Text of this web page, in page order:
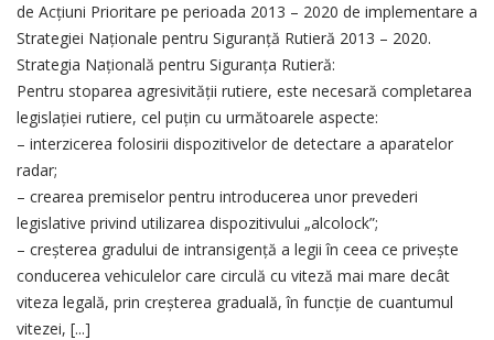
de Acţiuni Prioritare pe perioada 2013 – 2020 de implementare a
Strategiei Naţionale pentru Siguranţă Rutieră 2013 – 2020.
Strategia Naţională pentru Siguranţa Rutieră:
Pentru stoparea agresivităţii rutiere, este necesară completarea
legislației rutiere, cel puţin cu următoarele aspecte:
– interzicerea folosirii dispozitivelor de detectare a aparatelor
radar;
– crearea premiselor pentru introducerea unor prevederi
legislative privind utilizarea dispozitivului „alcolock”;
– creşterea gradului de intransigenţă a legii în ceea ce priveşte
conducerea vehiculelor care circulă cu viteză mai mare decât
viteza legală, prin creşterea graduală, în funcţie de cuantumul
vitezei, [...]